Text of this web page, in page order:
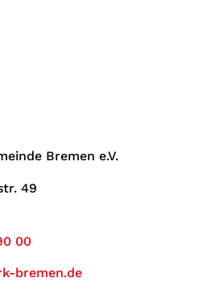
Bremen e.V.
49
00
bremen.de